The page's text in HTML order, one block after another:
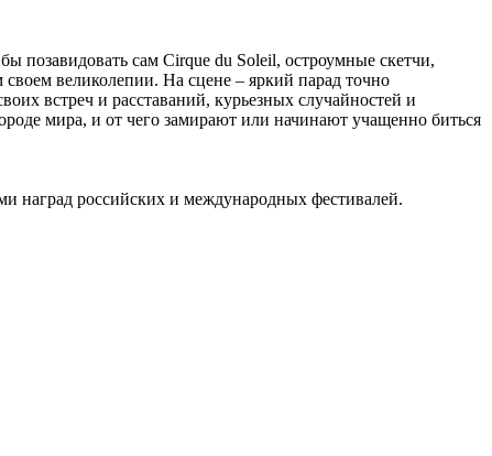
позавидовать сам Cirque du Soleil, остроумные скетчи,
великолепии. На сцене – яркий парад точно
встреч и расставаний, курьезных случайностей и
мира, и от чего замирают или начинают учащенно биться
наград российских и международных фестивалей.